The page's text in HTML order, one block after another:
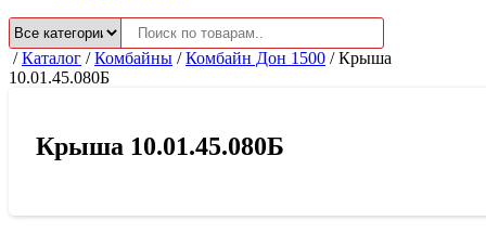
/Каталог /Комбайны /Комбайн Дон 1500 /Крыша
10.01.45.080Б
Крыша 10.01.45.080Б